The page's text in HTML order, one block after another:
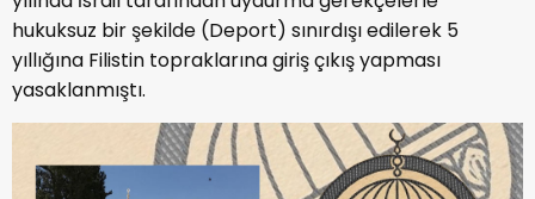
hukuksuz bir şekilde (Deport) sınırdışı edilerek 5
yıllığına Filistin topraklarına giriş çıkış yapması
yasaklanmıştı.